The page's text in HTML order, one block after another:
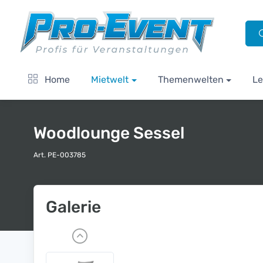
Home Mietwelt Themenwelten
Woodlounge Sessel
Art. PE-003785
Galerie
P
r